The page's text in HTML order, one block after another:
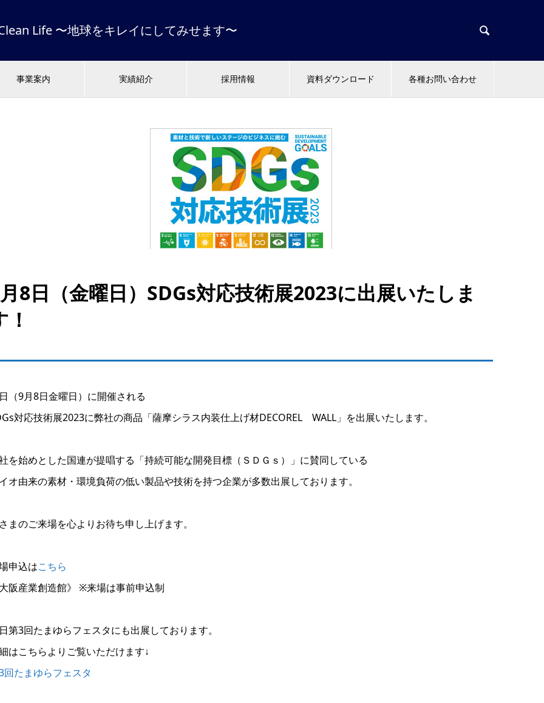
Life 〜地球をキレイにしてみせます〜 
事業案内 実績紹介 採用情報 資料ダウンロード 各種お問い合わせ
8日（金曜日）SDGs対応技術展2023に出展いたしま
（9月8日金曜日）に開催される
対応技術展2023に弊社の商品「薩摩シラス内装仕上げ材DECOREL WALL」を出展いたします。
を始めとした国連が提唱する「持続可能な開発目標（ＳＤＧｓ）」に賛同している
オ由来の素材・環境負荷の低い製品や技術を持つ企業が多数出展しております。
まのご来場を心よりお待ち申し上げます。
申込はこちら
大阪産業創造館》 ※来場は事前申込制
第3回たまゆらフェスタにも出展しております。
はこちらよりご覧いただけます↓
回たまゆらフェスタ